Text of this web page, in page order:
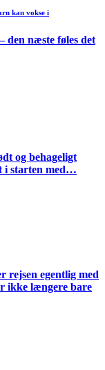
kan vokse i
den næste føles det
og behageligt
i starten med…
rejsen egentlig med
ikke længere bare